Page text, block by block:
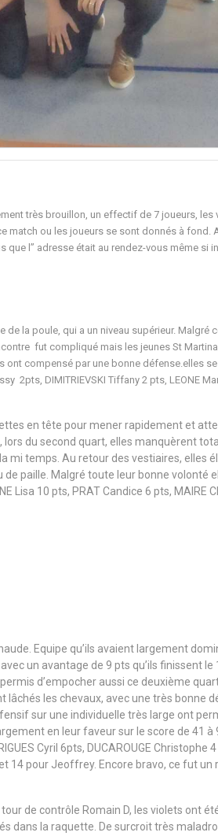
très brouillon, un effectif de 7 joueurs,
ou les joueurs se sont donnés à fond.
l’’ adresse était au rendez-vous même
de la poule, qui a un niveau supérieur.
fut compliqué mais les jeunes St
compensé par une bonne défense.elles
2pts, DIMITRIEVSKI Tiffany 2 pts, LEONE
en tête pour mener rapidement et
du second quart, elles manquèrent
mi temps. Au retour des vestiaires, elles
paille. Malgré toute leur bonne volonté
10 pts, PRAT Candice 6 pts, MAIRE
Equipe qu’ils avaient largement
un avantage de 9 pts qu’ils finissent
d’empocher aussi ce deuxième
les chevaux, avec une très bonne
sur une individuelle très large ont
en leur faveur sur le score de 41 à
Cyril 6pts, DUCAROUGE Christophe
14 pour Jeoffrey. Encore bravo, ce fut un
de contrôle Romain D, les violets ont
dans la raquette. De surcroit très